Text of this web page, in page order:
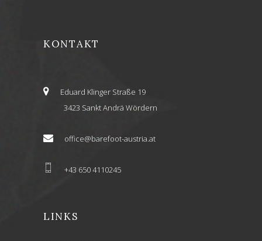
KONTAKT
Eduard Klinger Straße 19
3423 Sankt Andrä Wördern
office@barefoot-austria.at
+43 650 4110245
LINKS